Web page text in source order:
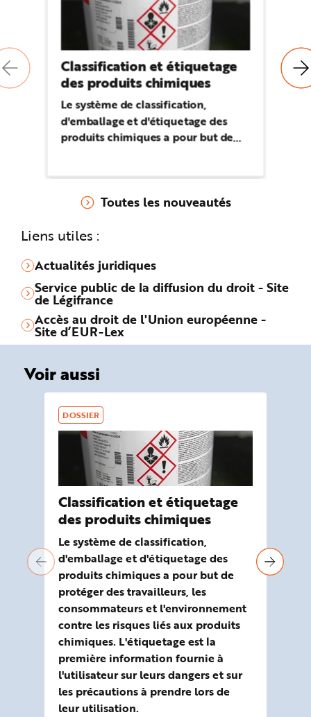
Classification et étiquetage
des produits chimiques
Le système de classification,
d'emballage et d'étiquetage des
produits chimiques a pour but de
chimiques. L'étiquetage est la
l'utilisateur sur leurs dangers et sur
leur utilisation.
Toutes les nouveautés
Liens utiles :
Actualités juridiques
Service public de la diffusion du droit - Site
de Légifrance
Accès au droit de l'Union européenne -
Site d’EUR-Lex
Voir aussi
DOSSIER
Classification et étiquetage
des produits chimiques
Le système de classification,
d'emballage et d'étiquetage des
produits chimiques a pour but de
protéger des travailleurs, les
consommateurs et l'environnement
contre les risques liés aux produits
chimiques. L'étiquetage est la
première information fournie à
l'utilisateur sur leurs dangers et sur
les précautions à prendre lors de
leur utilisation.